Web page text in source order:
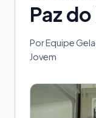
Paz do
Por Equipe
Jovem